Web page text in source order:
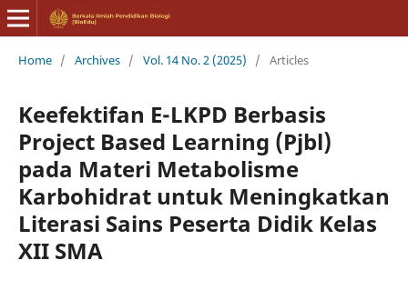
Home / Archives / Vol. 14 No. 2 (2025) / Articles
Keefektifan E-LKPD Berbasis
Project Based Learning (Pjbl)
pada Materi Metabolisme
Karbohidrat untuk Meningkatkan
Literasi Sains Peserta Didik Kelas
XII SMA